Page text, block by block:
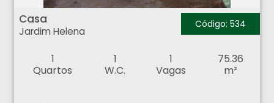
Casa - Jardim Helena - Ribeirão Preto
Casa
Jardim Helena
Código: 534
1
Quartos
1
W.C.
1
Vagas
75.36
m²